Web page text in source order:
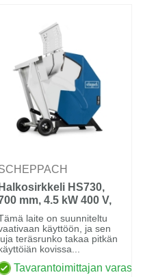
Halkosirkkeli HS730,
mm, 4.5 kW 400 V,
laite on suunniteltu
käyttöön, ja sen
teräsrunko takaa pitkän
kovissa...
Tavarantoimittajan